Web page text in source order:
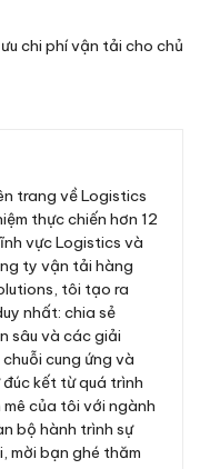
chi phí vận tải cho chủ
trang về Logistics
thực chiến hơn 12
vực Logistics và
ty vận tải hàng
tôi tạo ra
nhất: chia sẻ
sâu và các giải
cung ứng và
kết từ quá trình
mê của tôi với ngành
bộ hành trình sự
mời bạn ghé thăm